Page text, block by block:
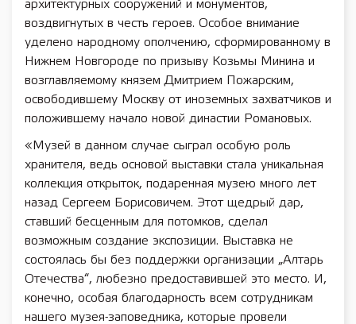
архитектурных сооружений и монументов,
воздвигнутых в честь героев. Особое внимание
уделено народному ополчению, сформированному в
Нижнем Новгороде по призыву Козьмы Минина и
возглавляемому князем Дмитрием Пожарским,
освободившему Москву от иноземных захватчиков и
положившему начало новой династии Романовых.
«Музей в данном случае сыграл особую роль
хранителя, ведь основой выставки стала уникальная
коллекция открыток, подаренная музею много лет
назад Сергеем Борисовичем. Этот щедрый дар,
ставший бесценным для потомков, сделал
возможным создание экспозиции. Выставка не
состоялась бы без поддержки организации „Алтарь
Отечества“, любезно предоставившей это место. И,
конечно, особая благодарность всем сотрудникам
нашего музея-заповедника, которые провели